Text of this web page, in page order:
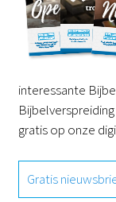
interessante
gratis op onze
Gratis